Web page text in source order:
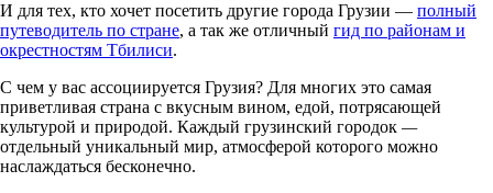
И для тех, кто хочет посетить другие города Грузии — полный
путеводитель по стране, а так же отличный гид по районам и
окрестностям Тбилиси.
С чем у вас ассоциируется Грузия? Для многих это самая
приветливая страна с вкусным вином, едой, потрясающей
культурой и природой. Каждый грузинский городок —
отдельный уникальный мир, атмосферой которого можно
наслаждаться бесконечно.